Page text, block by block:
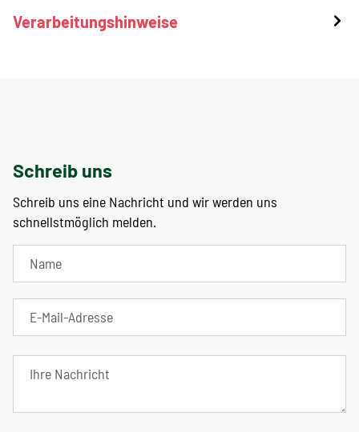
Verarbeitungshinweise
Schreib uns
Schreib uns eine Nachricht und wir werden uns
schnellstmöglich melden.